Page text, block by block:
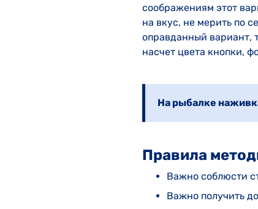
соображениям этот
на вкус, не мерить по
оправданный вариант,
насчет цвета кнопки,
На рыбалке
Правила
Важно соблюсти
Важно получить